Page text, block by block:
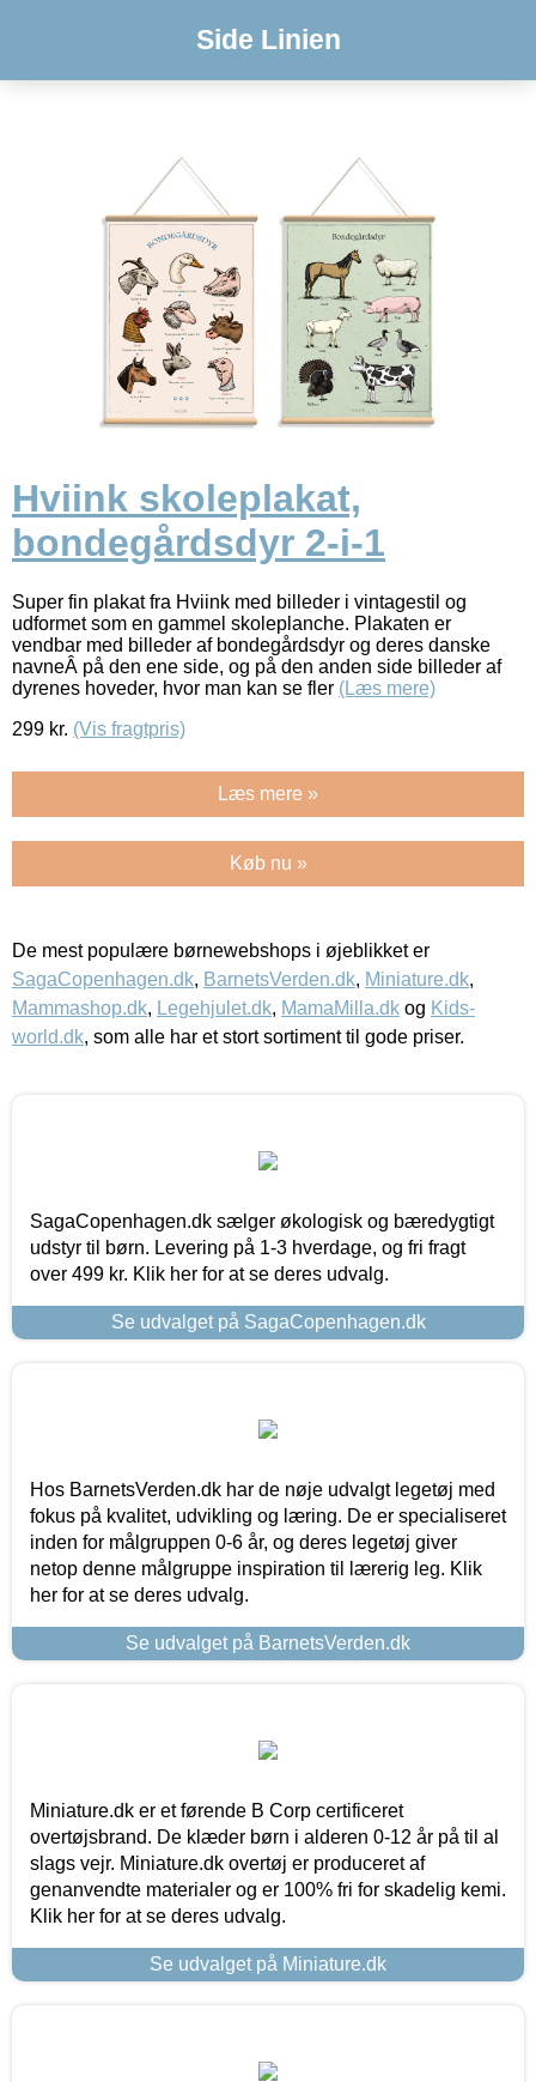
Side Linien
Hviink skoleplakat,
bondegårdsdyr 2-i-1
Super fin plakat fra Hviink med billeder i vintagestil og
udformet som en gammel skoleplanche. Plakaten er
vendbar med billeder af bondegårdsdyr og deres danske
navneÂ på den ene side, og på den anden side billeder af
dyrenes hoveder, hvor man kan se fler (Læs mere)
299 kr. (Vis fragtpris)
Læs mere »
Køb nu »
De mest populære børnewebshops i øjeblikket er
SagaCopenhagen.dk, BarnetsVerden.dk, Miniature.dk,
Mammashop.dk, Legehjulet.dk, MamaMilla.dk og Kids-
world.dk, som alle har et stort sortiment til gode priser.
SagaCopenhagen.dk sælger økologisk og bæredygtigt
udstyr til børn. Levering på 1-3 hverdage, og fri fragt
over 499 kr. Klik her for at se deres udvalg.
Se udvalget på SagaCopenhagen.dk
Hos BarnetsVerden.dk har de nøje udvalgt legetøj med
fokus på kvalitet, udvikling og læring. De er specialiseret
inden for målgruppen 0-6 år, og deres legetøj giver
netop denne målgruppe inspiration til lærerig leg. Klik
her for at se deres udvalg.
Se udvalget på BarnetsVerden.dk
Miniature.dk er et førende B Corp certificeret
overtøjsbrand. De klæder børn i alderen 0-12 år på til al
slags vejr. Miniature.dk overtøj er produceret af
genanvendte materialer og er 100% fri for skadelig kemi.
Klik her for at se deres udvalg.
Se udvalget på Miniature.dk